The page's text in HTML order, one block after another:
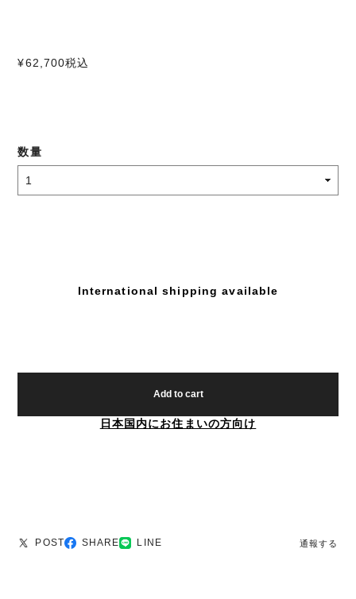
¥62,700税込
数量
International shipping available
Add to cart
日本国内にお住まいの方向け
POST SHARE LINE 通報する